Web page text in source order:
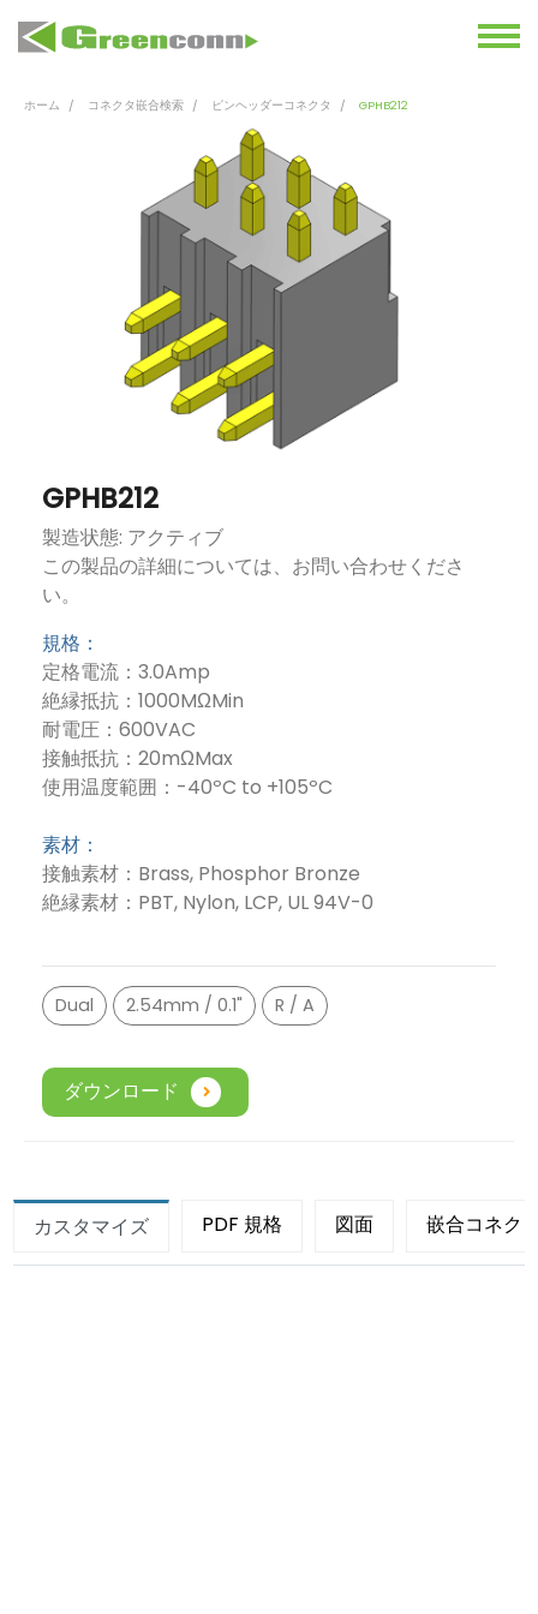
ホーム コネクタ嵌合検索 ピンヘッダーコネクタ GPHB212
GPHB212
製造状態: アクティブ
この製品の詳細については、お問い合わせくださ
い。
規格：
定格電流：3.0Amp
絶縁抵抗：1000MΩMin
耐電圧：600VAC
接触抵抗：20mΩMax
使用温度範囲：-40ºC to +105ºC
素材：
接触素材：Brass, Phosphor Bronze
絶縁素材：PBT, Nylon, LCP, UL 94V-0
Dual 2.54mm / 0.1" R / A
ダウンロード
カスタマイズ PDF 規格 図面 嵌合コネク